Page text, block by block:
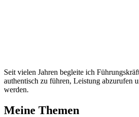
Seit vielen Jahren begleite ich
authentisch zu führen, Leistung abzurufen
werden.
Meine Themen